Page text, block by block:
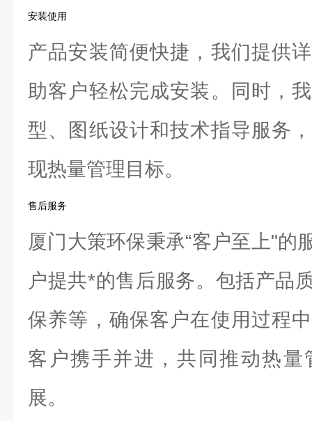
安装使用
产品安装简便快捷，我们提供
助客户轻松完成安装。同时，
型、图纸设计和技术指导服务
现热量管理目标。
售后服务
厦门大策环保秉承“客户至上"的
户提共*的售后服务。包括产品
保养等，确保客户在使用过程
客户携手并进，共同推动热
展。